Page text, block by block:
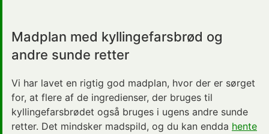
Madplan med kyllingefarsbrød og
andre sunde retter
Vi har lavet en rigtig god madplan, hvor der er sørget
for, at flere af de ingredienser, der bruges til
kyllingefarsbrødet også bruges i ugens andre sunde
retter. Det mindsker madspild, og du kan endda hente